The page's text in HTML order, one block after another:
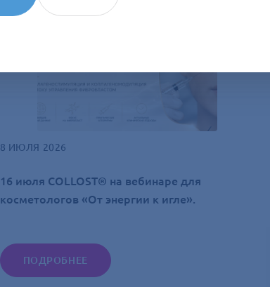
8 ИЮЛЯ 2026
16 июля COLLOST® на вебинаре для
косметологов «От энергии к игле».
ПОДРОБНЕЕ